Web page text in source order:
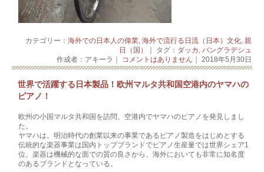
カテゴリー： 海外での日本人の偉業, 海外で流行る日流（日本）文化, 親
日（国）
｜ タグ： ダッカ , バングラデシュ
作成者：アキーラ｜ コメントはありません ｜ 2018年5月30日
世界で活躍する日本製品！欧州マルタ共和国空港内のヤマハの
ピアノ！
欧州の小国マルタ共和国を訪問。空港内でヤマハのピアノを発見しまし
た­。
ヤマハは。明治時代の創業以来の事業であるピアノ製造をはじめとする
伝統的な楽器事業­は国内トッ­プブランドでピアノ生産量では世界シェア1
位。楽器は機械的な面での質の­良さから、海­外においても非常に知名度
のあるブランドとなっている。